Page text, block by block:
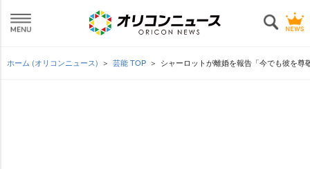
ホーム (オリコンニュース) 芸能 TOP シャーロットが離婚を報告「今でも彼を尊